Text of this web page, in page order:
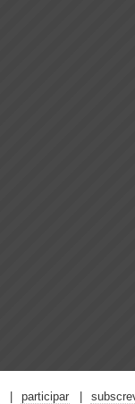
participar